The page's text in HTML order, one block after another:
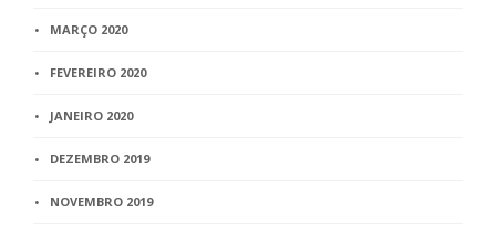
MARÇO 2020
FEVEREIRO 2020
JANEIRO 2020
DEZEMBRO 2019
NOVEMBRO 2019